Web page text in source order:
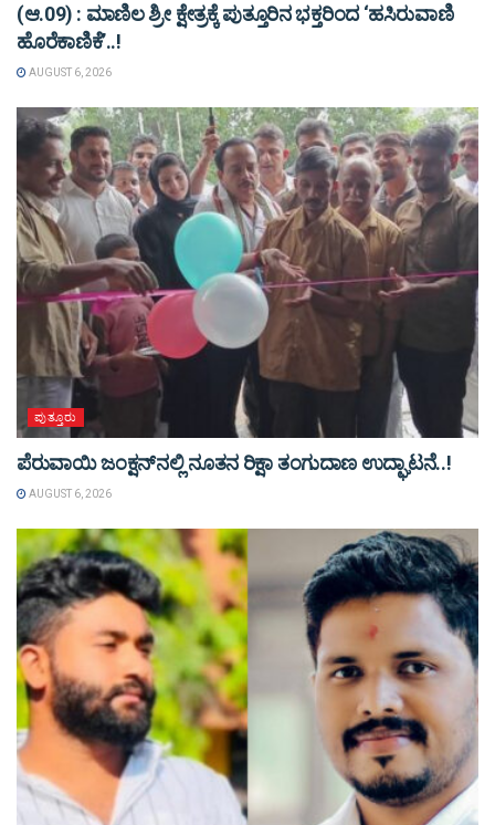
(ಆ.09) : ಮಾಣಿಲ ಶ್ರೀ ಕ್ಷೇತ್ರಕ್ಕೆ ಪುತ್ತೂರಿನ ಭಕ್ತರಿಂದ ‘ಹಸಿರುವಾಣಿ
ಹೊರೆಕಾಣಿಕೆ’..!
AUGUST 6, 2026
ಪುತ್ತೂರು
ಪೆರುವಾಯಿ ಜಂಕ್ಷನ್‌ನಲ್ಲಿ ನೂತನ ರಿಕ್ಷಾ ತಂಗುದಾಣ ಉದ್ಘಾಟನೆ..!
AUGUST 6, 2026